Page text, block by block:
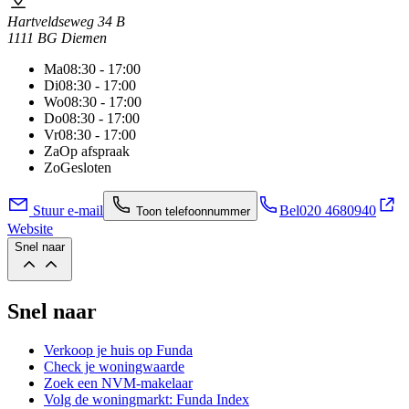
Hartveldseweg 34 B
1111 BG Diemen
Ma08:30 - 17:00
Di08:30 - 17:00
Wo08:30 - 17:00
Do08:30 - 17:00
Vr08:30 - 17:00
ZaOp afspraak
ZoGesloten
Stuur e-mail Toon telefoonnummer Bel020 4680940
Website
Snel naar
Snel naar
Verkoop je huis op Funda
Check je woningwaarde
Zoek een NVM-makelaar
Volg de woningmarkt: Funda Index